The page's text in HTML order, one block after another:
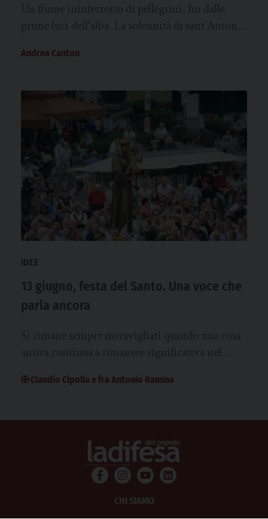
Andrea Canton
IDEE
13 giugno, festa del Santo. Una voce che
parla ancora
certamente…
✠ Claudio Cipolla e fra Antonio Ramina
CHI SIAMO